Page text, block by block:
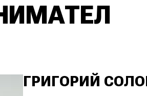
ГРИГОРИЙ